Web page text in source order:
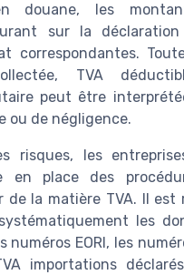
douane, les
sur la
correspondantes.
TVA
peut être
ou de négligence.
risques, les
en place des
de la matière TVA. Il est
les
numéros EORI, les
importations